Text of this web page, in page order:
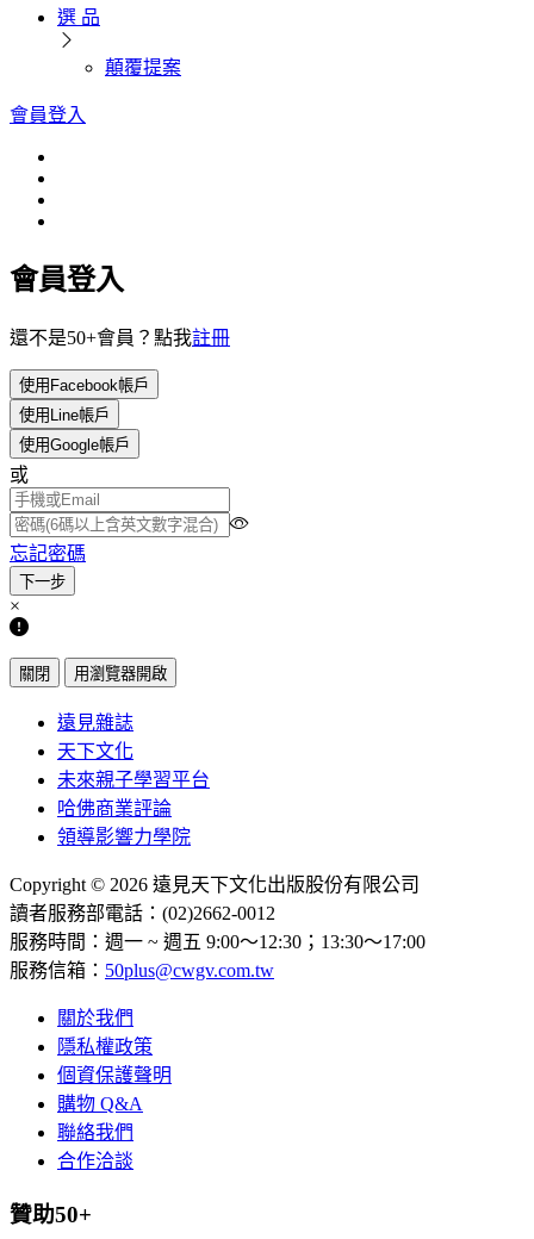
選 品
顛覆提案
會員登入
會員登入
還不是50+會員？點我註冊
使用Facebook帳戶
使用Line帳戶
使用Google帳戶
或
忘記密碼
×
關閉 用瀏覽器開啟
遠見雜誌
天下文化
未來親子學習平台
哈佛商業評論
領導影響力學院
Copyright © 2026 遠見天下文化出版股份有限公司
讀者服務部電話：(02)2662-0012
服務時間：週一 ~ 週五 9:00～12:30；13:30～17:00
服務信箱： 50plus@cwgv.com.tw
關於我們
隱私權政策
個資保護聲明
購物 Q&A
聯絡我們
合作洽談
贊助50+